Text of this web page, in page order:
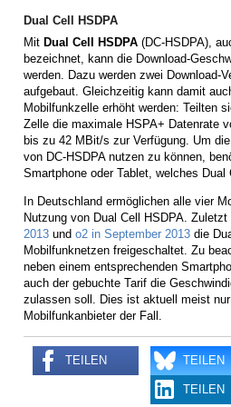
Dual Cell HSDPA
Mit Dual Cell HSDPA (DC-HSDPA),
bezeichnet, kann die Download-
werden. Dazu werden zwei Download-
aufgebaut. Gleichzeitig kann damit
Mobilfunkzelle erhöht werden: Teilten
Zelle die maximale HSPA+ Datenrate
bis zu 42 MBit/s zur Verfügung. Um
von DC-HSDPA nutzen zu können,
Smartphone oder Tablet, welches
In Deutschland ermöglichen alle vier
Nutzung von Dual Cell HSDPA. Zuletzt
2013 und o2 in September 2013 die
Mobilfunknetzen freigeschaltet. Zu
neben einem entsprechenden
auch der gebuchte Tarif die
zulassen soll. Dies ist aktuell meist
Mobilfunkanbieter der Fall.
TEILEN TEILEN
TEILEN